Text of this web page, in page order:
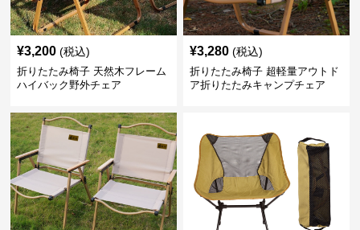
¥3,200 (税込)
折りたたみ椅子 天然木フレーム
ハイバック野外チェア
¥3,280 (税込)
折りたたみ椅子 超軽量アウトド
ア折りたたみキャンプチェア